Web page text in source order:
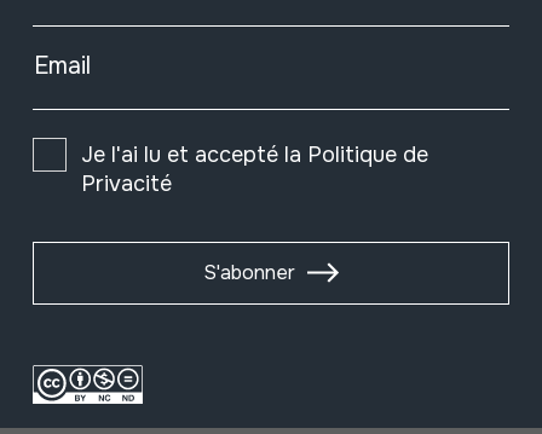
Email
Je l'ai lu et accepté la Politique de
Privacité
S'abonner